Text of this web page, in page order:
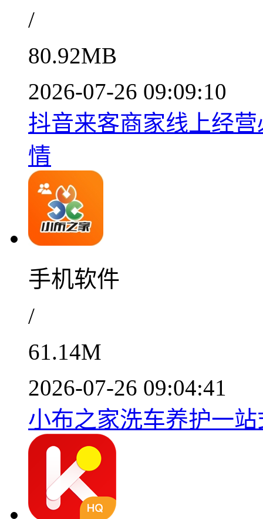
/
80.92MB
2026-07-26 09:09:10
抖音来客商家线上经
情
手机软件
/
61.14M
2026-07-26 09:04:41
小布之家洗车养护一